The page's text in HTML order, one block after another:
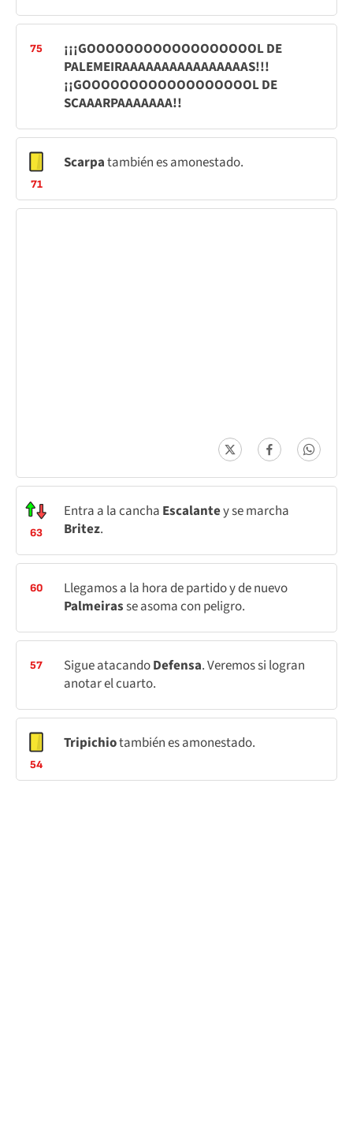
75
¡¡¡GOOOOOOOOOOOOOOOOOOL DE
PALEMEIRAAAAAAAAAAAAAAAAS!!!
¡¡GOOOOOOOOOOOOOOOOOOL DE
SCAAARPAAAAAAA!!
71
Scarpatambién es amonestado.
63
Entra a la cancha Escalantey se marcha
Britez.
60
Llegamos a la hora de partido y de nuevo
Palmeirasse asoma con peligro.
57 Sigue atacandoDefensa. Veremos si logran
anotar el cuarto.
54
Tripichiotambién es amonestado.